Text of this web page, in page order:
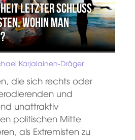
letzter Schluss –
wohin man
Karjalainen-Dräger
die sich rechts oder
und
unattraktiv
politischen Mitte
als Extremisten zu